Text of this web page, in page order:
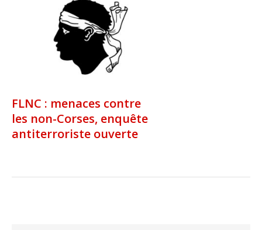
FLNC : menaces contre
les non-Corses, enquête
antiterroriste ouverte